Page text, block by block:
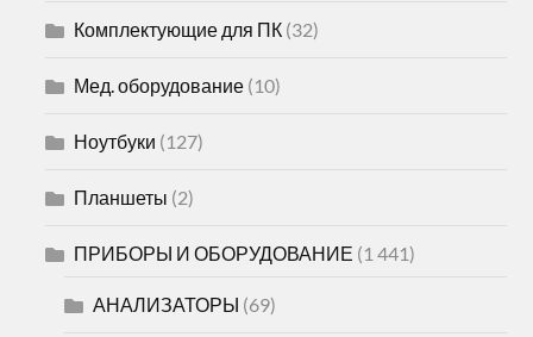
Комплектующие для ПК (32)
Мед. оборудование (10)
Ноутбуки (127)
Планшеты (2)
ПРИБОРЫ И ОБОРУДОВАНИЕ (1 441)
АНАЛИЗАТОРЫ (69)